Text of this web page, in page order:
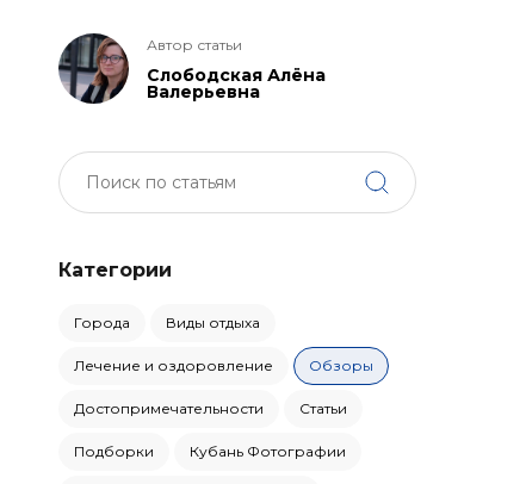
Автор статьи
Слободская Алёна
Валерьевна
Категории
Города Виды отдыха
Лечение и оздоровление Обзоры
Достопримечательности Статьи
Подборки Кубань Фотографии